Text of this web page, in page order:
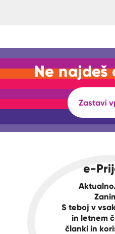
Ne najdeš
Zastavi
e-
S teboj v
in letnem
članki in